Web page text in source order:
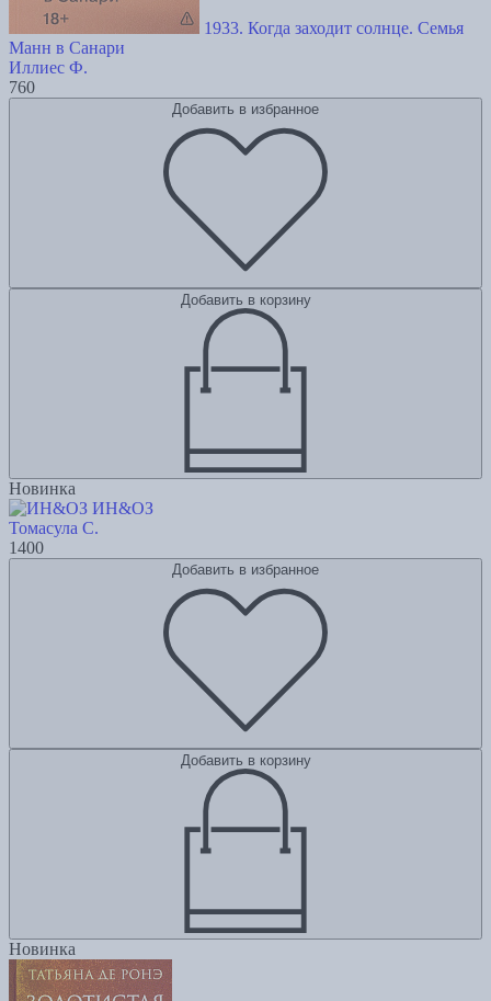
1933. Когда заходит солнце. Семья
Манн в Санари
Иллиес Ф.
760
Добавить в избранное
Добавить в корзину
Новинка
ИН&ОЗ
Томасула С.
1400
Добавить в избранное
Добавить в корзину
Новинка